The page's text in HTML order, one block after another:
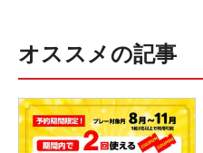
オススメの記事